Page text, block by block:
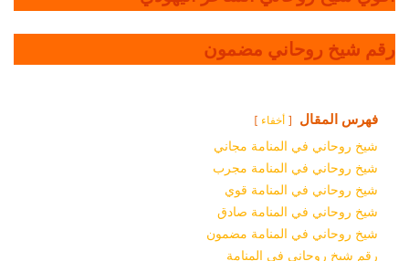
رقم شيخ روحاني مضمون
فهرس المقال أخفاء
شيخ روحاني في المنامة مجاني
شيخ روحاني في المنامة مجرب
شيخ روحاني في المنامة قوي
شيخ روحاني في المنامة صادق
شيخ روحاني في المنامة مضمون
رقم شيخ روحاني في المنامة